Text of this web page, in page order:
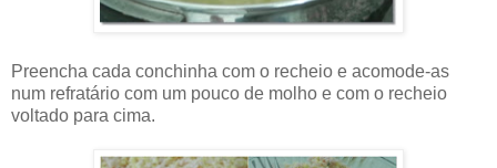
Preencha cada conchinha com o recheio e acomode-as
num refratário com um pouco de molho e com o recheio
voltado para cima.